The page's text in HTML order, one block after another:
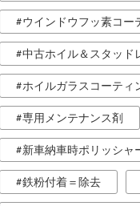
ウインドウフッ素コー
中古ホイル＆スタッド
ホイルガラスコーティ
専用メンテナンス剤
新車納車時ポリッシャ
鉄粉付着＝除去